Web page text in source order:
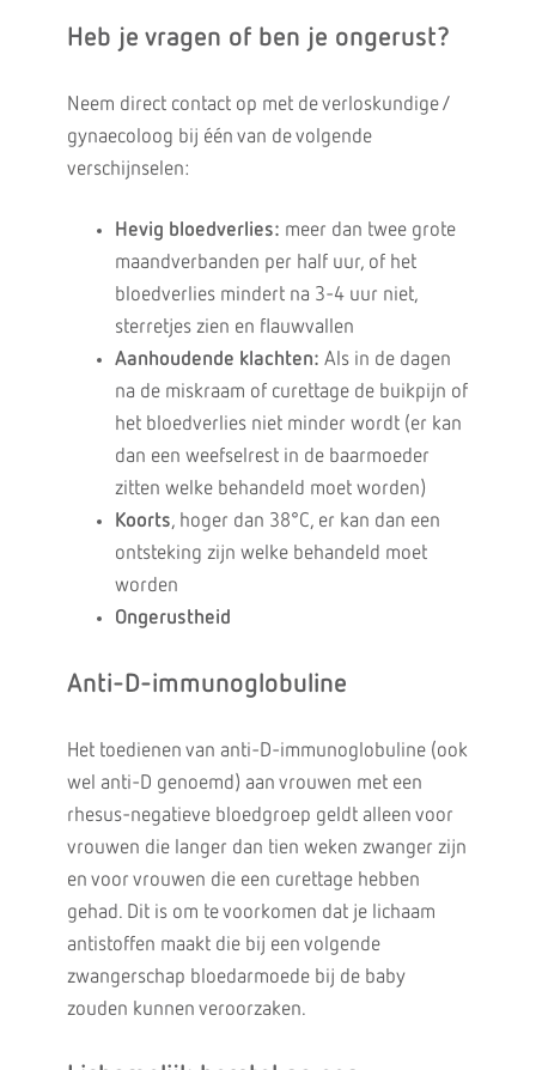
Heb je vragen of ben je ongerust?
Neem direct contact op met de verloskundige /
gynaecoloog bij één van de volgende
verschijnselen:
Hevig bloedverlies: meer dan twee grote
maandverbanden per half uur, of het
bloedverlies mindert na 3-4 uur niet,
sterretjes zien en flauwvallen
Aanhoudende klachten: Als in de dagen
na de miskraam of curettage de buikpijn of
het bloedverlies niet minder wordt (er kan
dan een weefselrest in de baarmoeder
zitten welke behandeld moet worden)
Koorts, hoger dan 38°C, er kan dan een
ontsteking zijn welke behandeld moet
worden
Ongerustheid
Anti-D-immunoglobuline
Het toedienen van anti-D-immunoglobuline (ook
wel anti-D genoemd) aan vrouwen met een
rhesus-negatieve bloedgroep geldt alleen voor
vrouwen die langer dan tien weken zwanger zijn
en voor vrouwen die een curettage hebben
gehad. Dit is om te voorkomen dat je lichaam
antistoffen maakt die bij een volgende
zwangerschap bloedarmoede bij de baby
zouden kunnen veroorzaken.